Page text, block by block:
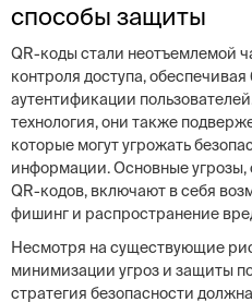
способы защиты
QR-коды стали неотъемлемой
контроля доступа,
аутентификации
технология, они также
которые могут угрожать
информации. Основные угрозы,
QR-кодов, включают в себя
фишинг и распространение
Несмотря на существующие
минимизации угроз и защиты
стратегия безопасности